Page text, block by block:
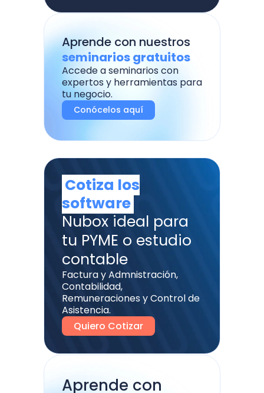
Aprende con nuestros
seminarios gratuitos
Accede a seminarios con
expertos y herramientas para
tu negocio.
Conócelos aquí
Aprende con
Cotiza los
software
Nubox ideal para
tu PYME o estudio
contable
Factura y Admnistración,
Contabilidad,
Remuneraciones y Control de
Asistencia.
Quiero Cotizar